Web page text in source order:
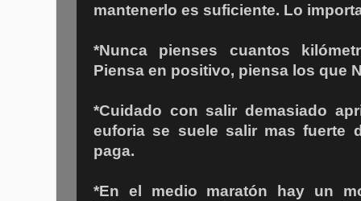
mantenerlo es suficiente. Lo
*Nunca pienses cuantos
Piensa en positivo, piensa los que
*Cuidado con salir demasiado
euforia se suele salir mas fuerte
paga.
*En el medio maratón hay un